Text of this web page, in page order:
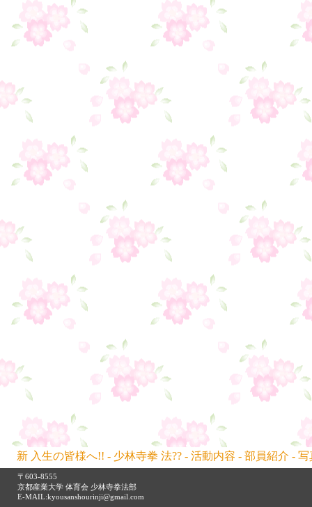
新 入生の皆様へ!! - 少林寺拳 法?? - 活動内容 - 部員紹介 - 写
〒603-8555
京都産業大学 体育会 少林寺拳法部
E-MAIL:kyousanshourinji@gmail.com